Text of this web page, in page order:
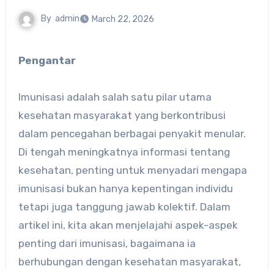
By admin March 22, 2026
Pengantar
Imunisasi adalah salah satu pilar utama
kesehatan masyarakat yang berkontribusi
dalam pencegahan berbagai penyakit menular.
Di tengah meningkatnya informasi tentang
kesehatan, penting untuk menyadari mengapa
imunisasi bukan hanya kepentingan individu
tetapi juga tanggung jawab kolektif. Dalam
artikel ini, kita akan menjelajahi aspek-aspek
penting dari imunisasi, bagaimana ia
berhubungan dengan kesehatan masyarakat,